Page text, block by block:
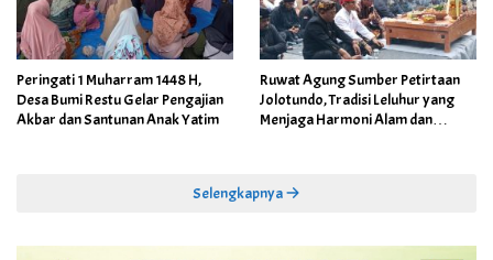
Peringati 1 Muharram 1448 H,
Desa Bumi Restu Gelar Pengajian
Akbar dan Santunan Anak Yatim
Ruwat Agung Sumber Petirtaan
Jolotundo, Tradisi Leluhur yang
Menjaga Harmoni Alam dan
Selengkapnya